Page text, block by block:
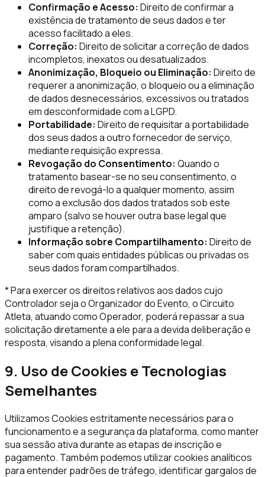
Confirmação e Acesso: Direito de confirmar a
existência de tratamento de seus dados e ter
acesso facilitado a eles.
Correção: Direito de solicitar a correção de dados
incompletos, inexatos ou desatualizados.
Anonimização, Bloqueio ou Eliminação: Direito de
requerer a anonimização, o bloqueio ou a eliminação
de dados desnecessários, excessivos ou tratados
em desconformidade com a LGPD.
Portabilidade: Direito de requisitar a portabilidade
dos seus dados a outro fornecedor de serviço,
mediante requisição expressa.
Revogação do Consentimento: Quando o
tratamento basear-se no seu consentimento, o
direito de revogá-lo a qualquer momento, assim
como a exclusão dos dados tratados sob este
amparo (salvo se houver outra base legal que
justifique a retenção).
Informação sobre Compartilhamento: Direito de
saber com quais entidades públicas ou privadas os
seus dados foram compartilhados.
* Para exercer os direitos relativos aos dados cujo
Controlador seja o Organizador do Evento, o Circuito
Atleta, atuando como Operador, poderá repassar a sua
solicitação diretamente a ele para a devida deliberação e
resposta, visando a plena conformidade legal.
9. Uso de Cookies e Tecnologias
Semelhantes
Utilizamos Cookies estritamente necessários para o
funcionamento e a segurança da plataforma, como manter
sua sessão ativa durante as etapas de inscrição e
pagamento. Também podemos utilizar cookies analíticos
para entender padrões de tráfego, identificar gargalos de